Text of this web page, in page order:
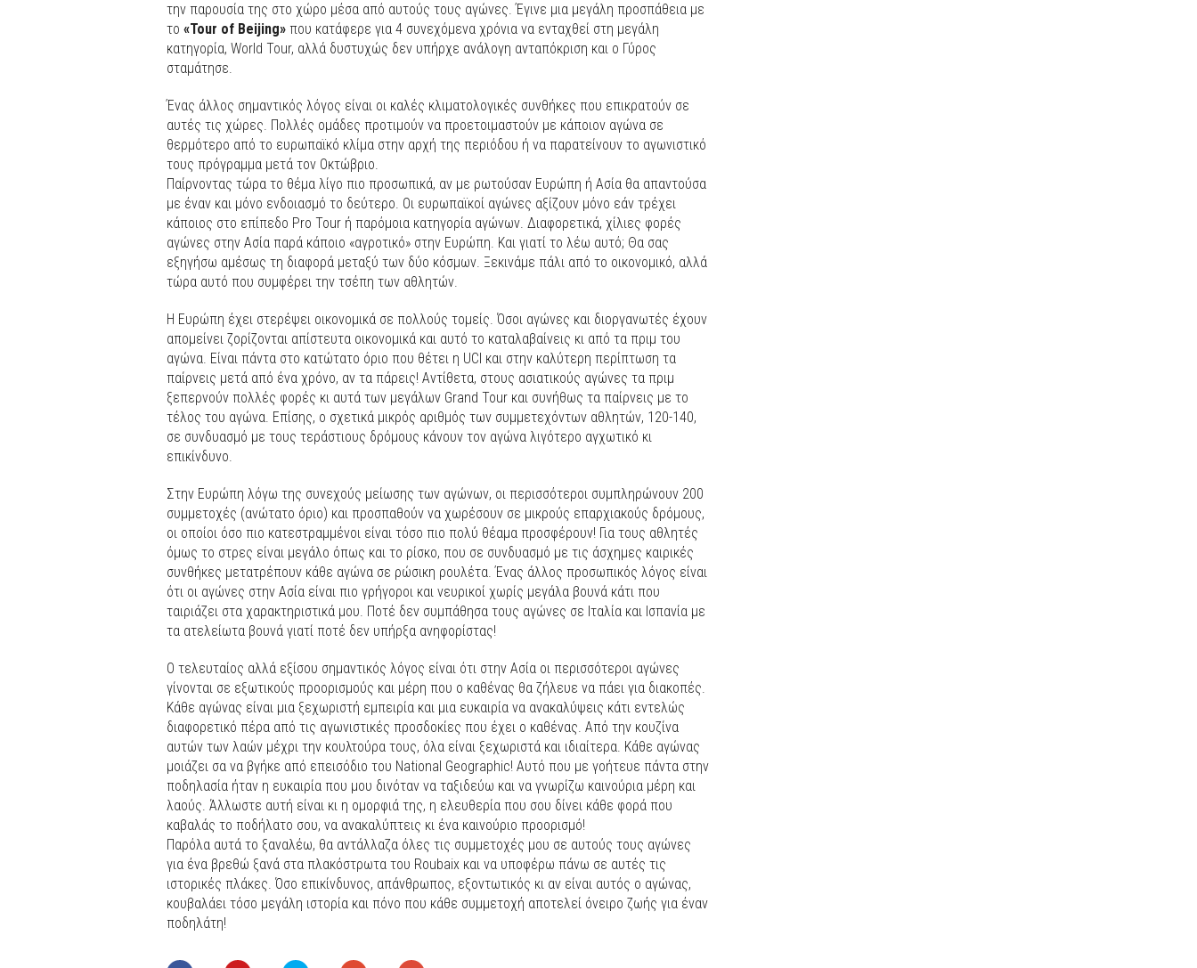
την παρουσία της στο χώρο μέσα από αυτούς τους αγώνες. Έγινε μια μεγάλη προσπάθεια με
το «Tour of Beijing» που κατάφερε για 4 συνεχόμενα χρόνια να ενταχθεί στη μεγάλη
κατηγορία, World Tour, αλλά δυστυχώς δεν υπήρχε ανάλογη ανταπόκριση και ο Γύρος
σταμάτησε.
Ένας άλλος σημαντικός λόγος είναι οι καλές κλιματολογικές συνθήκες που επικρατούν σε
αυτές τις χώρες. Πολλές ομάδες προτιμούν να προετοιμαστούν με κάποιον αγώνα σε
θερμότερο από το ευρωπαϊκό κλίμα στην αρχή της περιόδου ή να παρατείνουν το αγωνιστικό
τους πρόγραμμα μετά τον Οκτώβριο.
Παίρνοντας τώρα το θέμα λίγο πιο προσωπικά, αν με ρωτούσαν Ευρώπη ή Ασία θα απαντούσα
με έναν και μόνο ενδοιασμό το δεύτερο. Οι ευρωπαϊκοί αγώνες αξίζουν μόνο εάν τρέχει
κάποιος στο επίπεδο Pro Tour ή παρόμοια κατηγορία αγώνων. Διαφορετικά, χίλιες φορές
αγώνες στην Ασία παρά κάποιο «αγροτικό» στην Ευρώπη. Και γιατί το λέω αυτό; Θα σας
εξηγήσω αμέσως τη διαφορά μεταξύ των δύο κόσμων. Ξεκινάμε πάλι από το οικονομικό, αλλά
τώρα αυτό που συμφέρει την τσέπη των αθλητών.
Η Ευρώπη έχει στερέψει οικονομικά σε πολλούς τομείς. Όσοι αγώνες και διοργανωτές έχουν
απομείνει ζορίζονται απίστευτα οικονομικά και αυτό το καταλαβαίνεις κι από τα πριμ του
αγώνα. Είναι πάντα στο κατώτατο όριο που θέτει η UCI και στην καλύτερη περίπτωση τα
παίρνεις μετά από ένα χρόνο, αν τα πάρεις! Αντίθετα, στους ασιατικούς αγώνες τα πριμ
ξεπερνούν πολλές φορές κι αυτά των μεγάλων Grand Tour και συνήθως τα παίρνεις με το
τέλος του αγώνα. Επίσης, ο σχετικά μικρός αριθμός των συμμετεχόντων αθλητών, 120-140,
σε συνδυασμό με τους τεράστιους δρόμους κάνουν τον αγώνα λιγότερο αγχωτικό κι
επικίνδυνο.
Στην Ευρώπη λόγω της συνεχούς μείωσης των αγώνων, οι περισσότεροι συμπληρώνουν 200
συμμετοχές (ανώτατο όριο) και προσπαθούν να χωρέσουν σε μικρούς επαρχιακούς δρόμους,
οι οποίοι όσο πιο κατεστραμμένοι είναι τόσο πιο πολύ θέαμα προσφέρουν! Για τους αθλητές
όμως το στρες είναι μεγάλο όπως και το ρίσκο, που σε συνδυασμό με τις άσχημες καιρικές
συνθήκες μετατρέπουν κάθε αγώνα σε ρώσικη ρουλέτα. Ένας άλλος προσωπικός λόγος είναι
ότι οι αγώνες στην Ασία είναι πιο γρήγοροι και νευρικοί χωρίς μεγάλα βουνά κάτι που
ταιριάζει στα χαρακτηριστικά μου. Ποτέ δεν συμπάθησα τους αγώνες σε Ιταλία και Ισπανία με
τα ατελείωτα βουνά γιατί ποτέ δεν υπήρξα ανηφορίστας!
Ο τελευταίος αλλά εξίσου σημαντικός λόγος είναι ότι στην Ασία οι περισσότεροι αγώνες
γίνονται σε εξωτικούς προορισμούς και μέρη που ο καθένας θα ζήλευε να πάει για διακοπές.
Κάθε αγώνας είναι μια ξεχωριστή εμπειρία και μια ευκαιρία να ανακαλύψεις κάτι εντελώς
διαφορετικό πέρα από τις αγωνιστικές προσδοκίες που έχει ο καθένας. Από την κουζίνα
αυτών των λαών μέχρι την κουλτούρα τους, όλα είναι ξεχωριστά και ιδιαίτερα. Κάθε αγώνας
μοιάζει σα να βγήκε από επεισόδιο του National Geographic! Αυτό που με γοήτευε πάντα στην
ποδηλασία ήταν η ευκαιρία που μου δινόταν να ταξιδεύω και να γνωρίζω καινούρια μέρη και
λαούς. Άλλωστε αυτή είναι κι η ομορφιά της, η ελευθερία που σου δίνει κάθε φορά που
καβαλάς το ποδήλατο σου, να ανακαλύπτεις κι ένα καινούριο προορισμό!
Παρόλα αυτά το ξαναλέω, θα αντάλλαζα όλες τις συμμετοχές μου σε αυτούς τους αγώνες
για ένα βρεθώ ξανά στα πλακόστρωτα του Roubaix και να υποφέρω πάνω σε αυτές τις
ιστορικές πλάκες. Όσο επικίνδυνος, απάνθρωπος, εξοντωτικός κι αν είναι αυτός ο αγώνας,
κουβαλάει τόσο μεγάλη ιστορία και πόνο που κάθε συμμετοχή αποτελεί όνειρο ζωής για έναν
ποδηλάτη!